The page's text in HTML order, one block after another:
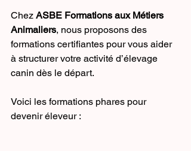
Chez ASBE Formations aux Métiers
Animaliers, nous proposons des
formations certifiantes pour vous aider
à structurer votre activité d’élevage
canin dès le départ.
Voici les formations phares pour
devenir éleveur :